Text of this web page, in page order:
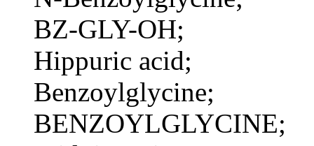
BZ-GLY-OH;
Hippuric acid;
Benzoylglycine;
BENZOYLGLYCINE;